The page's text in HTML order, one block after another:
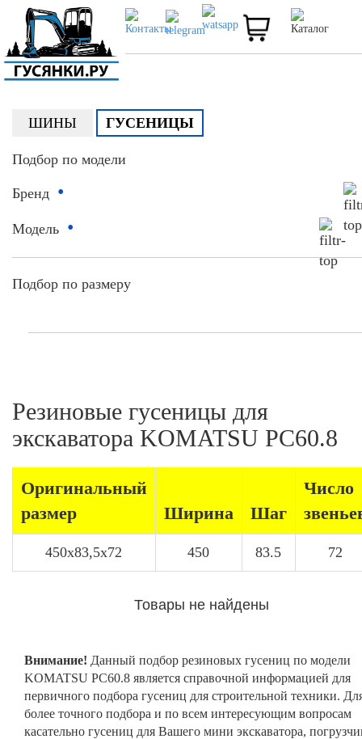
ШИНЫ ГУСЕНИЦЫ
Подбор по модели
Бренд •
Модель •
Подбор по размеру
Резиновые гусеницы для
экскаватора KOMATSU PC60.8
Оригинальный
размер
Ширина Шаг
Число
450x83,5x72 450 83.5 72
Товары не найдены
Внимание! Данный подбор резиновых гусениц по модели
KOMATSU PC60.8 является справочной информацией для
первичного подбора гусениц для строительной техники.
более точного подбора и по всем интересующим вопросам
касательно гусениц для Вашего мини экскаватора,